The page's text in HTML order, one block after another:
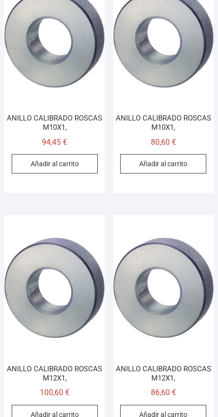
ANILLO CALIBRADO ROSCAS
M10X1,
94,45€
Añadir al carrito
ANILLO CALIBRADO ROSCAS
M10X1,
80,60 €
Añadir al carrito
ANILLO CALIBRADO ROSCAS
M12X1,
100,60 €
Añadir al carrito
ANILLO CALIBRADO ROSCAS
M12X1,
86,60 €
Añadir al carrito